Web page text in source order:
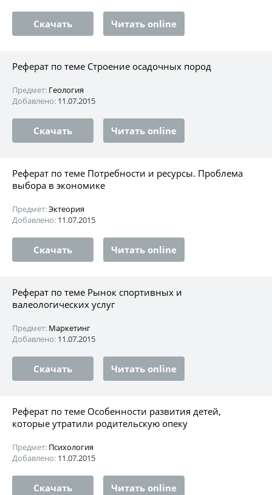
Скачать Читать online
Реферат по теме Строение осадочных пород
Предмет: Геология
Добавлено: 11.07.2015
Скачать Читать online
Реферат по теме Потребности и ресурсы. Проблема
выбора в экономике
Предмет:Эктеория
Добавлено: 11.07.2015
Скачать Читать online
Реферат по теме Рынок спортивных и
валеологических услуг
Предмет: Маркетинг
Добавлено: 11.07.2015
Скачать Читать online
Реферат по теме Особенности развития детей,
которые утратили родительскую опеку
Предмет: Психология
Добавлено: 11.07.2015
Скачать Читать online